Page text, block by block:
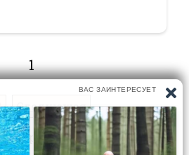
1
Следующая
страницу: